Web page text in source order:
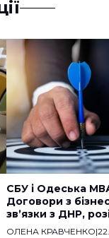
СБУ і Одеська
Договори з
звʼязки з ДНР,
ОЛЕНА КРАВЧЕНКО|